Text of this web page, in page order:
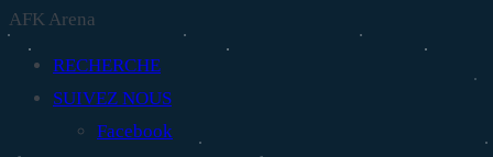
AFK Arena
RECHERCHE
SUIVEZ NOUS
Facebook